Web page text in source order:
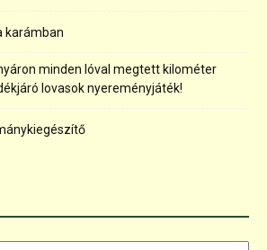
karámban
minden lóval megtett kilométer
lovasok nyereményjáték!